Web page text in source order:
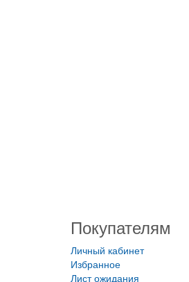
Покупателям
Личный кабинет
Избранное
Лист ожидания